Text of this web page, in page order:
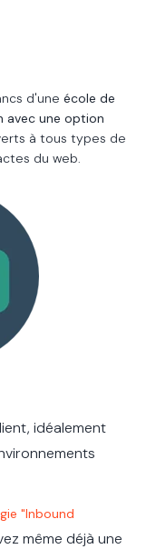
d'une école de
avec une option
à tous types de
du web.
idéalement
"Inbound
même déjà une